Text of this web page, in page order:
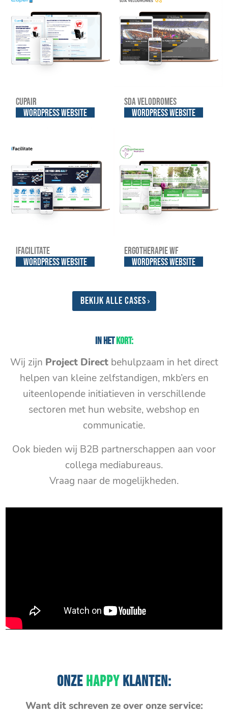
Cupair
WordPress website
SDA Velodromes
WordPress website
iFacilitate
WordPress website
Ergotherapie WF
WordPress website
Bekijk alle cases
In hetkort:
Wij zijn Project Direct behulpzaam in het direct
helpen van kleine zelfstandigen, mkb’ers en
uiteenlopende initiatieven in verschillende
sectoren met hun website, webshop en
communicatie.
Ook bieden wij B2B partnerschappen aan voor
collega mediabureaus.
Vraag naar de mogelijkheden.
ONZEHAPPYKLANTEN:
Want dit schreven ze over onze service: